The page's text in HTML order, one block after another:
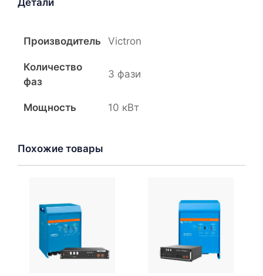
кВА
Детали
Производитель Victron
Количество
фаз
3 фази
Мощность 10 кВт
Похожие товары